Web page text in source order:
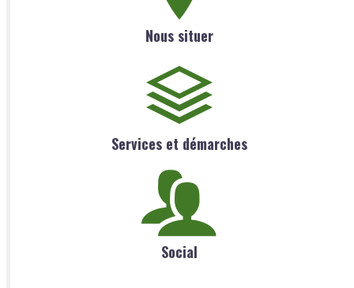
Nous situer
Services et démarches
Social